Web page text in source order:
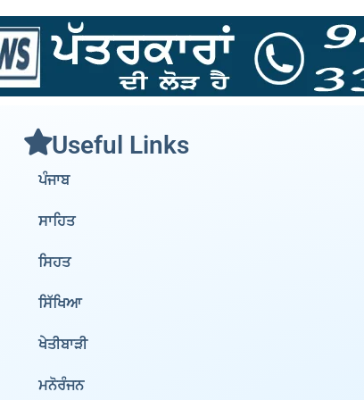
Useful Links
ਪੰਜਾਬ
ਸਾਹਿਤ
ਸਿਹਤ
ਸਿੱਖਿਆ
ਖੇਤੀਬਾੜੀ
ਮਨੋਰੰਜਨ